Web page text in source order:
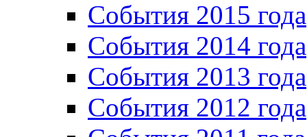
События 2015 года
События 2014 года
События 2013 года
События 2012 года